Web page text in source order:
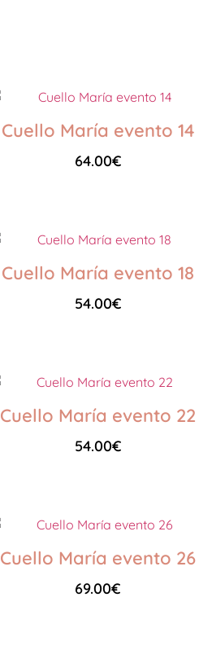
Cuello María evento 14
64.00€
Cuello María evento 18
54.00€
Cuello María evento 22
54.00€
Cuello María evento 26
69.00€